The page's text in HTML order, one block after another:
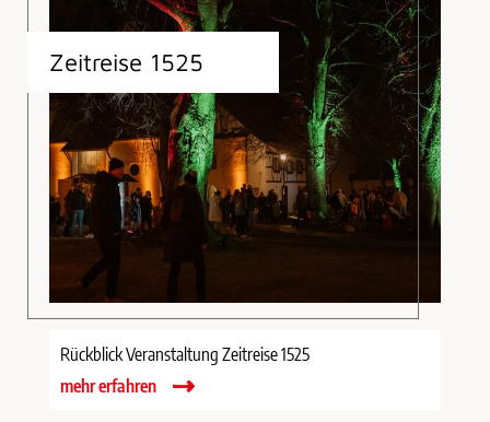
Zeitreise 1525
Rückblick Veranstaltung Zeitreise 1525
mehr erfahren